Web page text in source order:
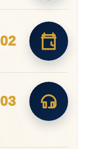
02
03